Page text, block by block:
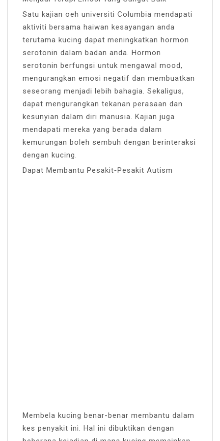
Satu kajian oeh universiti Columbia mendapati
aktiviti bersama haiwan kesayangan anda
terutama kucing dapat meningkatkan hormon
serotonin dalam badan anda. Hormon
serotonin berfungsi untuk mengawal mood,
mengurangkan emosi negatif dan membuatkan
seseorang menjadi lebih bahagia. Sekaligus,
dapat mengurangkan tekanan perasaan dan
kesunyian dalam diri manusia. Kajian juga
mendapati mereka yang berada dalam
kemurungan boleh sembuh dengan berinteraksi
dengan kucing.
Dapat Membantu Pesakit-Pesakit Autism
Membela kucing benar-benar membantu dalam
kes penyakit ini. Hal ini dibuktikan dengan